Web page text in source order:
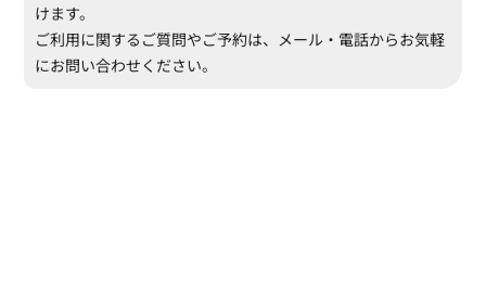
けます。
ご利用に関するご質問やご予約は、メール・電話からお気軽
にお問い合わせください。